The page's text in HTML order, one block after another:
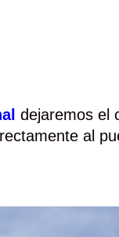
dejaremos el
al